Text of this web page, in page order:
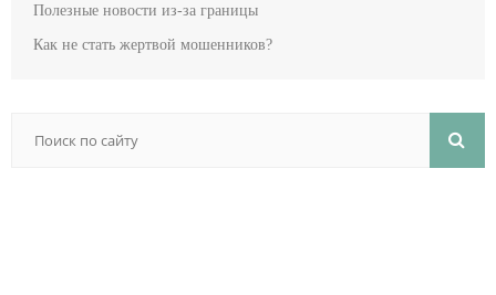
Полезные новости из-за границы
Как не стать жертвой мошенников?